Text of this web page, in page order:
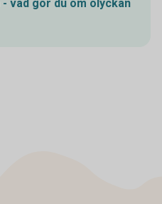
vad gör du om olyckan